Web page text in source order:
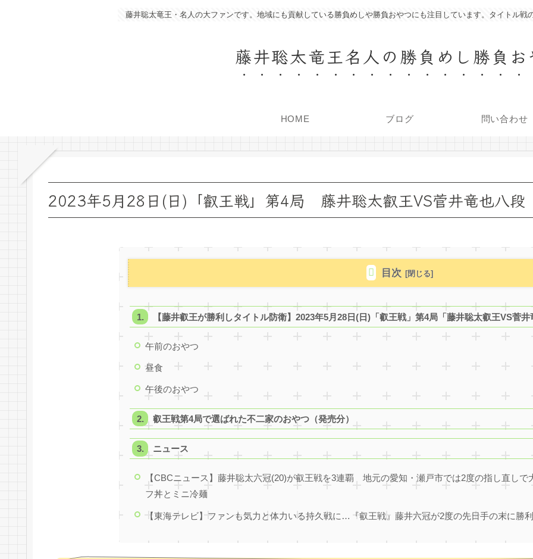
藤井聡太竜王・名人の大ファンです。地域にも貢献している勝負めしや勝負おやつにも注目しています。タイトル戦
藤井聡太竜王名人の勝負めし勝負お
HOME ブログ 問い合わせ
2023年5月28日(日)「叡王戦」第4局 藤井聡太叡王VS菅井竜也八段
目次
【藤井叡王が勝利しタイトル防衛】2023年5月28日(日)「叡王戦」第4局「藤井聡太叡王VS菅井
午前のおやつ
昼食
午後のおやつ
叡王戦第4局で選ばれた不二家のおやつ（発売分）
ニュース
【CBCニュース】藤井聡太六冠(20)が叡王戦を3連覇 地元の愛知・瀬戸市では2度の指し直し
フ丼とミニ冷麺
【東海テレビ】ファンも気力と体力いる持久戦に…『叡王戦』藤井六冠が2度の先日手の末に勝